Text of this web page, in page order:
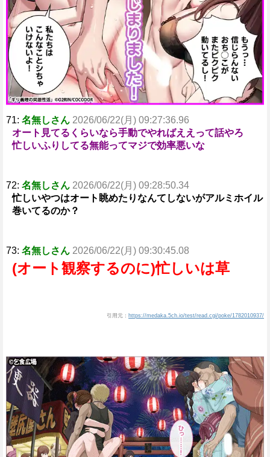
71: 名無しさん 2026/06/22(月) 09:27:36.96
オート見てるくらいなら手動でやればええって話やろ
忙しいふりしてる無能ってマジで効率悪いな
72: 名無しさん 2026/06/22(月) 09:28:50.34
忙しいやつはオート眺めたりなんてしないがアルミホイル
巻いてるのか？
73: 名無しさん 2026/06/22(月) 09:30:45.08
(オート観察するのに)忙しいは草
引用元： https://medaka.5ch.io/test/read.cgi/poke/1782010937/